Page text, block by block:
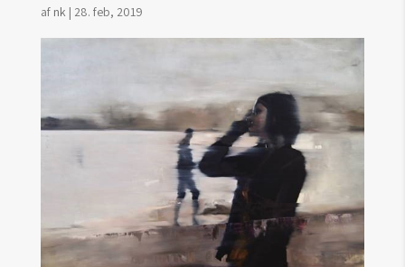
af nk | 28. feb, 2019